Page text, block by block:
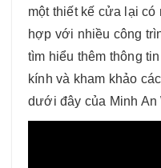
một thiết kế cửa lại có
hợp với nhiều công
tìm hiểu thêm thông
kính và kham khảo
dưới đây của Minh An